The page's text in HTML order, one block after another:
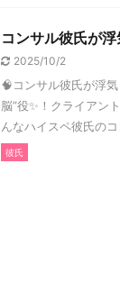
コンサル彼氏が
2025/10/2
🧠コンサル彼氏が浮
脳”役✨！クライアン
んなハイスペ彼氏の
彼氏